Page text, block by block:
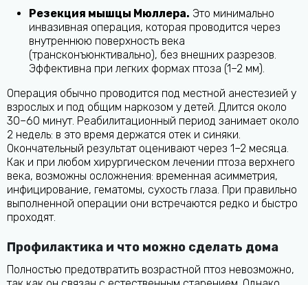
Резекция мышцы Мюллера. Это минимально
инвазивная операция, которая проводится через
внутреннюю поверхность века
(трансконъюнктивально), без внешних разрезов.
Эффективна при легких формах птоза (1–2 мм).
Операция обычно проводится под местной анестезией у
взрослых и под общим наркозом у детей. Длится около
30–60 минут. Реабилитационный период занимает около
2 недель: в это время держатся отек и синяки.
Окончательный результат оценивают через 1–2 месяца.
Как и при любом хирургическом лечении птоза верхнего
века, возможны осложнения: временная асимметрия,
инфицирование, гематомы, сухость глаза. При правильно
выполненной операции они встречаются редко и быстро
проходят.
Профилактика и что можно сделать дома
Полностью предотвратить возрастной птоз невозможно,